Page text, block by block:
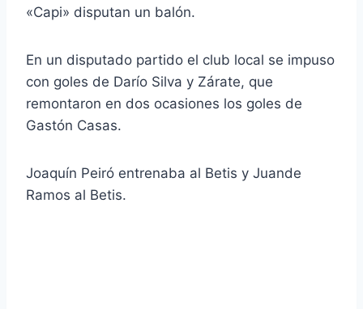
«Capi» disputan un balón.
En un disputado partido el club local se impuso
con goles de Darío Silva y Zárate, que
remontaron en dos ocasiones los goles de
Gastón Casas.
Joaquín Peiró entrenaba al Betis y Juande
Ramos al Betis.